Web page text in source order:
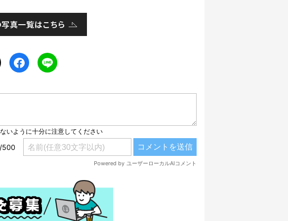
真一覧はこちら